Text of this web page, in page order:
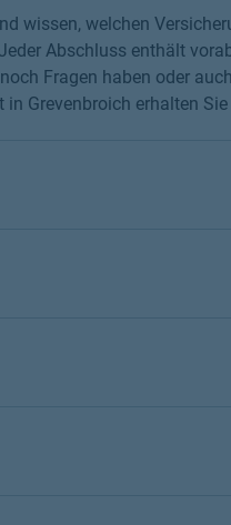
wissen, welchen
Abschluss enthält
Fragen haben oder
Grevenbroich erhalten